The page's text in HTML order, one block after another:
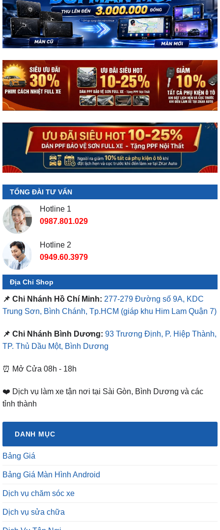
TỔNG ĐÀI TƯ VẤN
Hotline 1
0987.801.029
Hotline 2
0949.60.3979
Địa Chỉ Shop
📌 Chi Nhánh Hồ Chí Minh: 277-279 Đường số 9A, KDC
Trung Sơn, Bình Chánh, Tp.HCM (giáp khu Him Lam Quận 7)
📌 Chi Nhánh Bình Dương: 93 Trương Định, P. Hiệp Thành,
TP. Thủ Dầu Một, Bình Dương
⏰ Mở Cửa 08h - 18h
❤️ Dịch vụ làm xe tận nơi tại Sài Gòn, Bình Dương và các
tỉnh thành
DANH MỤC
Bảng Giá
Bảng Giá Màn Hình Android
Dịch vụ chăm sóc xe
Dịch vụ sửa chữa